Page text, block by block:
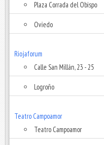
Plaza Corrada del Obispo
Oviedo
Riojaforum
Calle San Millán, 23 - 25
Logroño
Teatro Campoamor
Teatro Campoamor